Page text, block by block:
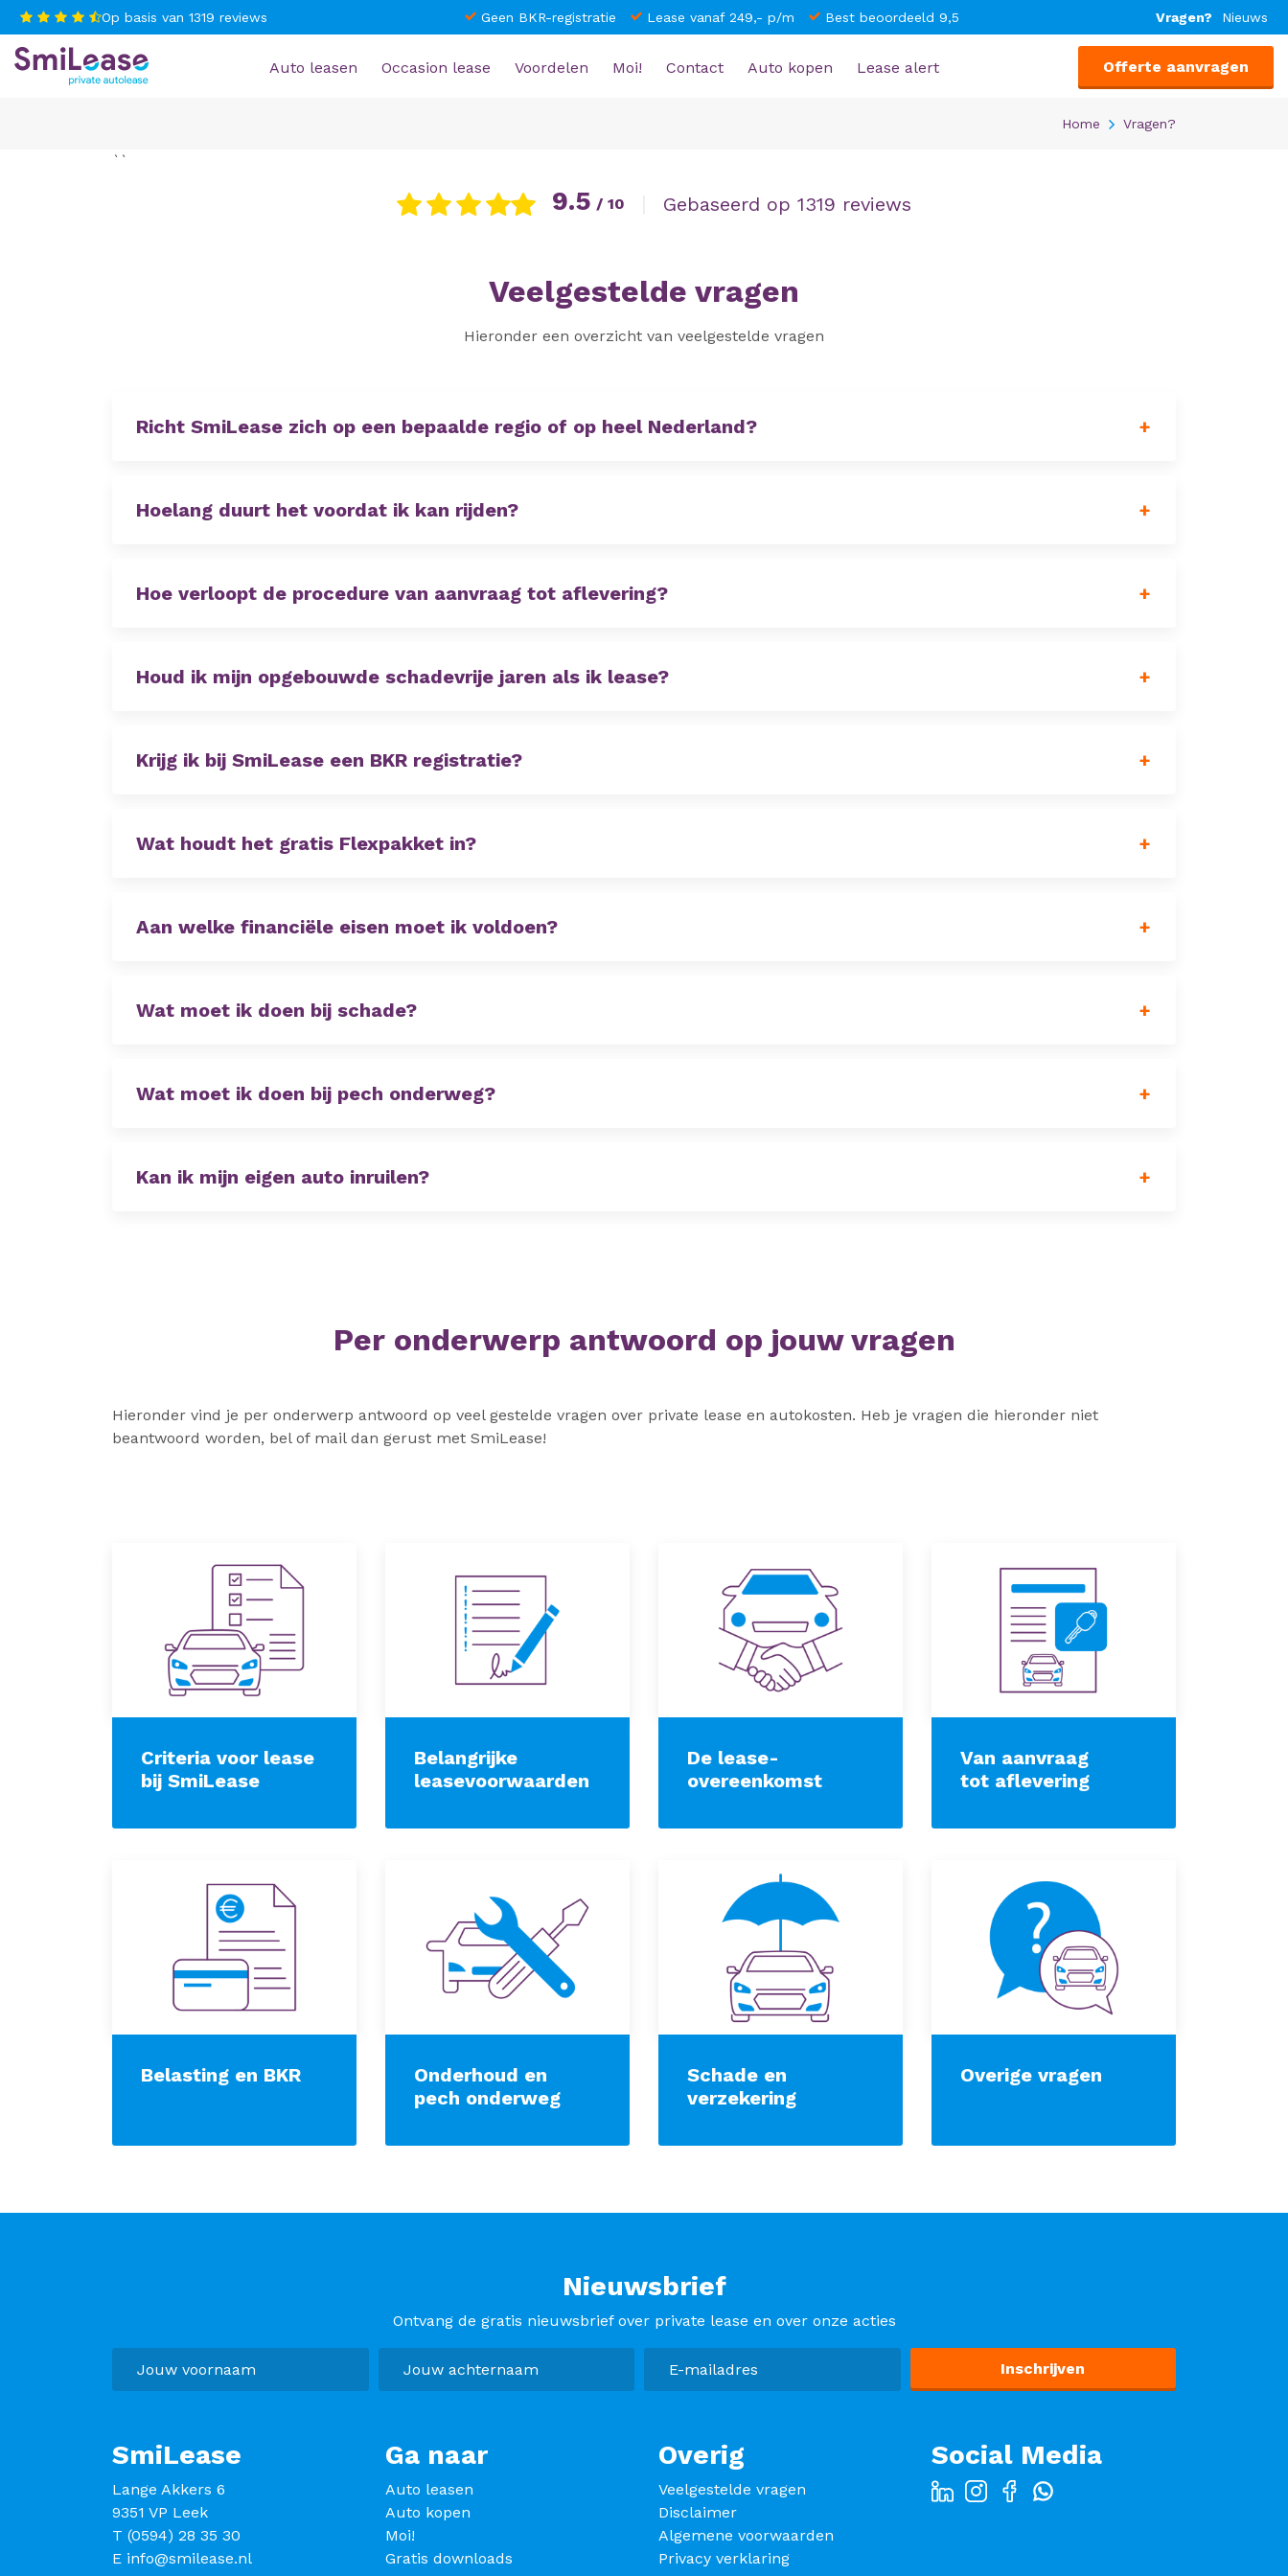
Op basis van 1319 reviews Geen BKR-registratie Lease vanaf 249,- p/m Best beoordeeld 9,5 Vragen? Nieuws
Auto leasen Occasion lease Voordelen Moi! Contact Auto kopen Lease alert Offerte aanvragen
Home Vragen?
``
9.5 / 10 Gebaseerd op 1319 reviews
Veelgestelde vragen
Hieronder een overzicht van veelgestelde vragen
Richt SmiLease zich op een bepaalde regio of op heel Nederland?
Hoelang duurt het voordat ik kan rijden?
Hoe verloopt de procedure van aanvraag tot aflevering?
Houd ik mijn opgebouwde schadevrije jaren als ik lease?
Krijg ik bij SmiLease een BKR registratie?
Wat houdt het gratis Flexpakket in?
Aan welke financiële eisen moet ik voldoen?
Wat moet ik doen bij schade?
Wat moet ik doen bij pech onderweg?
Kan ik mijn eigen auto inruilen?
Per onderwerp antwoord op jouw vragen
Hieronder vind je per onderwerp antwoord op veel gestelde vragen over private lease en autokosten. Heb je vragen die hieronder niet
beantwoord worden, bel of mail dan gerust met SmiLease!
Criteria voor lease
bij SmiLease
Belangrijke
leasevoorwaarden
De lease-
overeenkomst
Van aanvraag
tot aflevering
Belasting en BKR
Onderhoud en
pech onderweg
Schade en
verzekering
Overige vragen
Nieuwsbrief
Ontvang de gratis nieuwsbrief over private lease en over onze acties
SmiLease
Lange Akkers 6
9351 VP Leek
T (0594) 28 35 30
E info@smilease.nl
Ga naar
Auto leasen
Auto kopen
Moi!
Gratis downloads
Overig
Veelgestelde vragen
Disclaimer
Algemene voorwaarden
Privacy verklaring
Social Media